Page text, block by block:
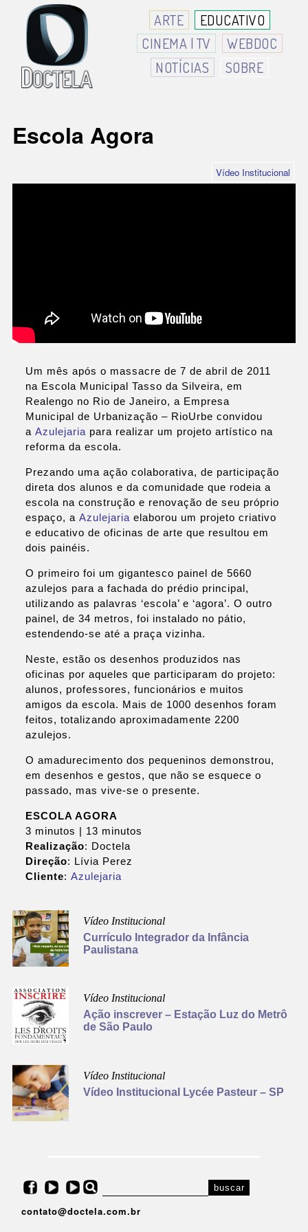
ARTE
EDUCATIVO
CINEMA | TV
WEBDOC
NOTÍCIAS
SOBRE
Escola Agora
Vídeo Institucional
Um mês após o massacre de 7 de abril de 2011
na Escola Municipal Tasso da Silveira, em
Realengo no Rio de Janeiro, a Empresa
Municipal de Urbanização – RioUrbe convidou
aAzulejaria para realizar um projeto artístico na
reforma da escola.
Prezando uma ação colaborativa, de participação
direta dos alunos e da comunidade que rodeia a
escola na construção e renovação de seu próprio
espaço, aAzulejaria elaborou um projeto criativo
e educativo de oficinas de arte que resultou em
dois painéis.
O primeiro foi um gigantesco painel de 5660
azulejos para a fachada do prédio principal,
utilizando as palavras ‘escola’ e ‘agora’. O outro
painel, de 34 metros, foi instalado no pátio,
estendendo-se até a praça vizinha.
Neste, estão os desenhos produzidos nas
oficinas por aqueles que participaram do projeto:
alunos, professores, funcionários e muitos
amigos da escola. Mais de 1000 desenhos foram
feitos, totalizando aproximadamente 2200
azulejos.
O amadurecimento dos pequeninos demonstrou,
em desenhos e gestos, que não se esquece o
passado, mas vive-se o presente.
ESCOLA AGORA
3 minutos | 13 minutos
Realização: Doctela
Direção: Lívia Perez
Cliente:Azulejaria
Vídeo Institucional
Currículo Integrador da Infância
Paulistana
Vídeo Institucional
Ação inscrever – Estação Luz do Metrô
de São Paulo
Vídeo Institucional
Vídeo Institucional Lycée Pasteur – SP
contato@doctela.com.br